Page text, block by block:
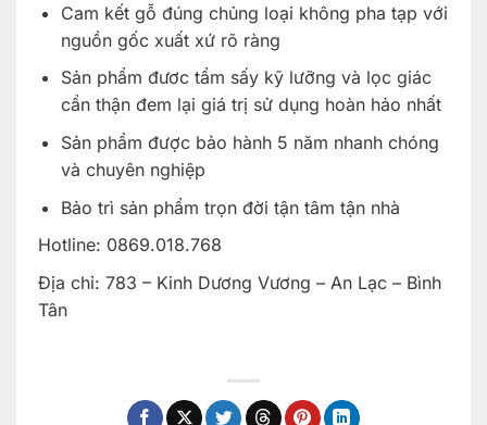
Cam kết gỗ đúng chủng loại không pha tạp với
nguồn gốc xuất xứ rõ ràng
Sản phẩm đươc tẩm sấy kỹ lưỡng và lọc giác
cẩn thận đem lại giá trị sử dụng hoàn hảo nhất
Sản phẩm được bảo hành 5 năm nhanh chóng
và chuyên nghiệp
Bảo trì sản phẩm trọn đời tận tâm tận nhà
Hotline: 0869.018.768
Địa chỉ: 783 – Kinh Dương Vương – An Lạc – Bình
Tân